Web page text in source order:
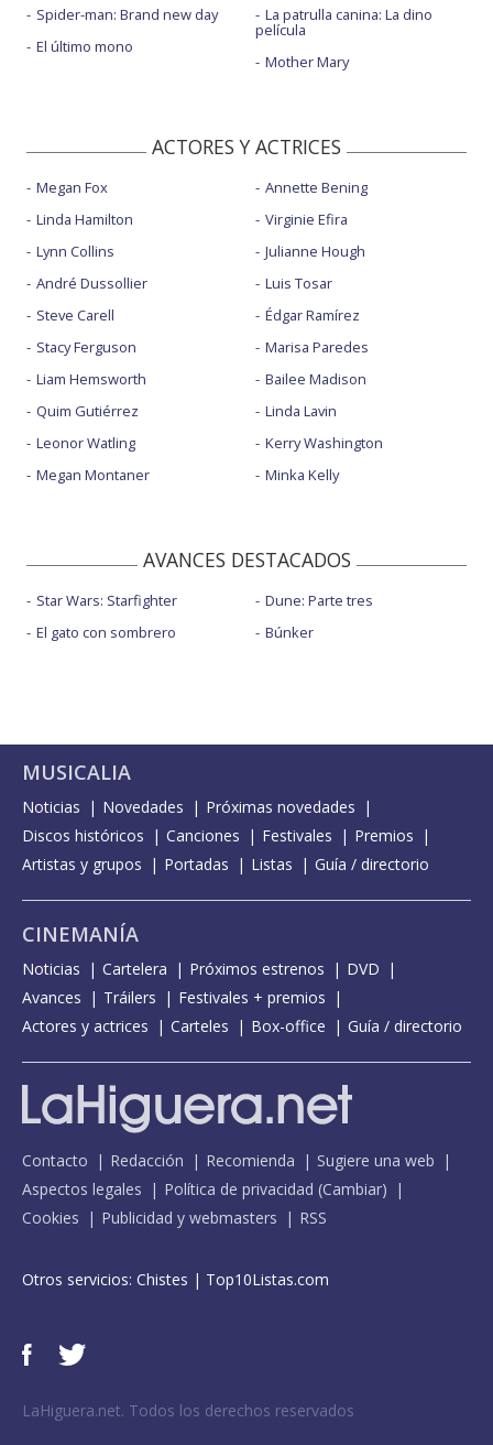
Spider-man: Brand new day
El último mono
La patrulla canina: La dino
película
Mother Mary
ACTORES Y ACTRICES
Megan Fox
Linda Hamilton
Lynn Collins
André Dussollier
Steve Carell
Stacy Ferguson
Liam Hemsworth
Quim Gutiérrez
Leonor Watling
Megan Montaner
Annette Bening
Virginie Efira
Julianne Hough
Luis Tosar
Édgar Ramírez
Marisa Paredes
Bailee Madison
Linda Lavin
Kerry Washington
Minka Kelly
AVANCES DESTACADOS
Star Wars: Starfighter
El gato con sombrero
Dune: Parte tres
Búnker
MUSICALIA
Noticias Novedades
Próximas novedades
Discos históricos
Canciones Festivales
Premios
Artistas y grupos
Portadas Listas Guía / directorio
CINEMANÍA
Noticias Cartelera Próximos estrenos
DVD
Avances
Tráilers
Festivales + premios
Actores y actrices
Carteles Box-office Guía / directorio
Contacto Redacción Recomienda
Sugiere una web
Aspectos legales
Política de privacidad (Cambiar)
Cookies
Publicidad y webmasters RSS
Otros servicios: Chistes | Top10Listas.com
LaHiguera.net. Todos los derechos reservados